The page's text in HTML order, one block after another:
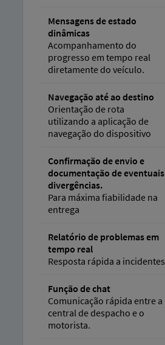
Mensagens de estado
dinâmicas
Acompanhamento do
progresso em tempo real
diretamente do veículo.
Navegação até ao destino
Orientação de rota
utilizando a aplicação de
navegação do dispositivo
Confirmação de envio e
documentação de eventuais
divergências.
Para máxima fiabilidade na
entrega
Relatório de problemas em
tempo real
Resposta rápida a incidentes
Função de chat
Comunicação rápida entre a
central de despacho e o
motorista.